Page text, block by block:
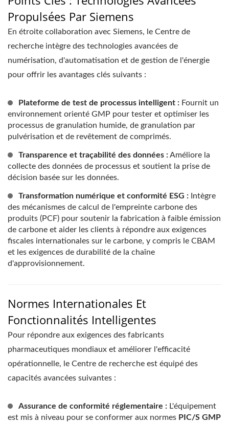
Propulsées Par Siemens
En étroite collaboration avec Siemens, le Centre de
recherche intègre des technologies avancées de
numérisation, d'automatisation et de gestion de l'énergie
pour offrir les avantages clés suivants :
Plateforme de test de processus intelligent : Fournit un
environnement orienté GMP pour tester et optimiser les
processus de granulation humide, de granulation par
pulvérisation et de revêtement de comprimés.
Transparence et traçabilité des données :Améliore la
collecte des données de processus et soutient la prise de
décision basée sur les données.
Transformation numérique et conformité ESG : Intègre
des mécanismes de calcul de l'empreinte carbone des
produits (PCF) pour soutenir la fabrication à faible émission
de carbone et aider les clients à répondre aux exigences
fiscales internationales sur le carbone, y compris le CBAM
et les exigences de durabilité de la chaîne
d'approvisionnement.
Normes Internationales Et
Fonctionnalités Intelligentes
Pour répondre aux exigences des fabricants
pharmaceutiques mondiaux et améliorer l'efficacité
opérationnelle, le Centre de recherche est équipé des
capacités avancées suivantes :
Assurance de conformité réglementaire : L'équipement
est mis à niveau pour se conformer aux normes PIC/S GMP